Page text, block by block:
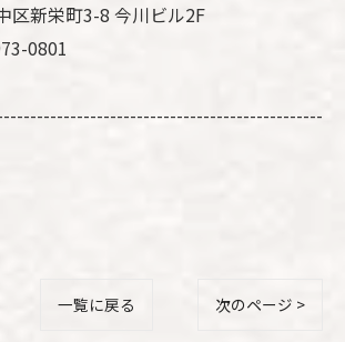
区新栄町3-8 今川ビル2F
0801
一覧に戻る 次のページ >